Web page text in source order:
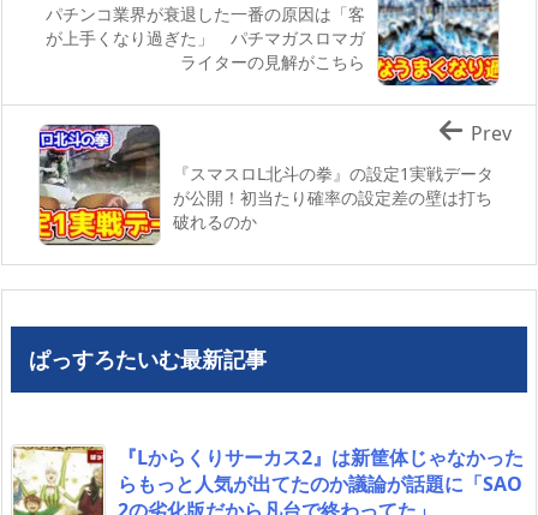
パチンコ業界が衰退した一番の原因は「客
が上手くなり過ぎた」 パチマガスロマガ
ライターの見解がこちら
『スマスロL北斗の拳』の設定1実戦データ
が公開！初当たり確率の設定差の壁は打ち
破れるのか
Prev
ぱっすろたいむ最新記事
『Lからくりサーカス2』は新筐体じゃなかった
らもっと人気が出てたのか議論が話題に「SAO